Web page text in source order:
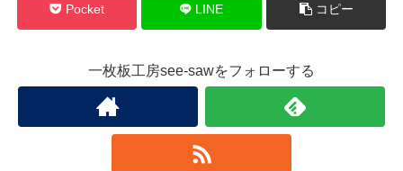
Pocket LINE コピー
一枚板工房see-sawをフォローする